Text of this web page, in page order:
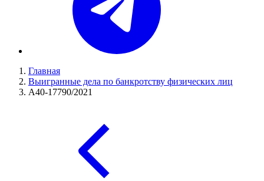
Главная
Выигранные дела по банкротству физических лиц
А40-17790/2021